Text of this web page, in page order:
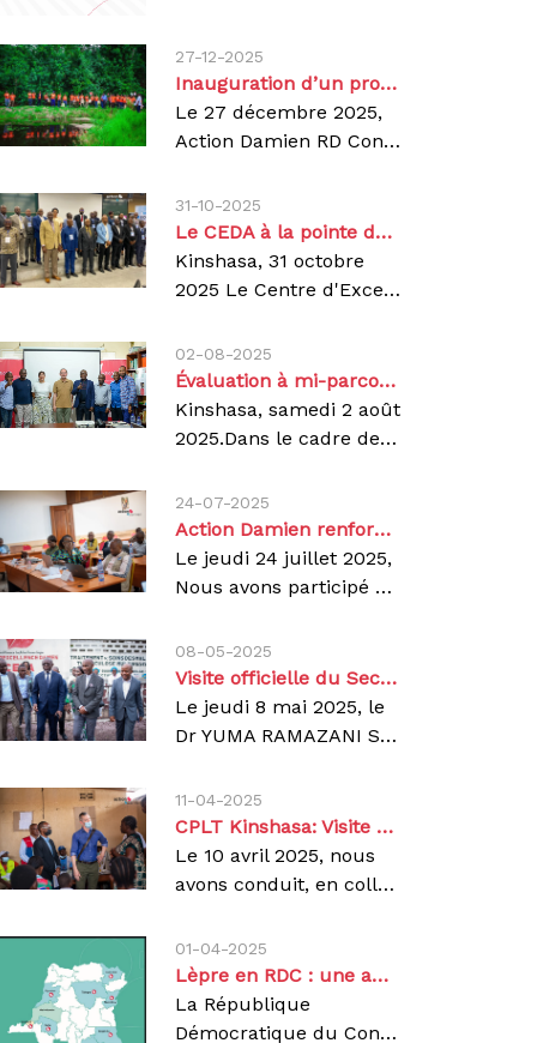
27-12-2025
Inauguration d’un projet de pisciculture au Kwilu avec le soutien de Rawbank
Le 27 décembre 2025,
Action Damien RD Congo a inauguré un projet de pisciculture à Kikwit, dans la province du Kwilu, en faveur des personnes affectées par la lèpre et la tuberculose. Mis en œuvre avec l’appui de Rawbank, ce projet vise à renforcer l’autonomie économique des bénéficiaires tout en contribuant à leur sécurité alimentaire. Cette initiative s’inscrit dans l’approche d’Action Damien qui combine prise en charge sanitaire, inclusion sociale et développement d’activités génératrices de revenus au profit des communautés vulnérables.👉 Découvrez le projet en détail dans la rubrique Projets de notre site.Projet de pisciculture en faveur des personnes affectées par la lèpre à Kikwit, avec l’appui de RawbankAgir, c'est contagieux!
31-10-2025
Le CEDA à la pointe de la recherche scientifique lors des 1ères Journées de Pneumologie de la RDC
Kinshasa, 31 octobre
2025 Le Centre d'Excellence Damien (CEDA), premier hôpital de la République démocratique du Congo dédié à la prise en charge hospitalière de la tuberculose pharmacorésistante (TB-PR), a marqué sa présence lors des 1ères Journées de Pneumologie de la RDC, organisées à Kinshasa par la Société Congolaise de Pneumologie (SOCOP) autour du thème « La pneumologie au carrefour des spécialités ».Une étude conjointe sur la co-infection TB-PR et COVID-19Aux côtés des médecins superviseurs nationaux d'Action Damien, le personnel du CEDA a présenté les résultats d'une étude intitulée « Co-infection tuberculose pharmacorésistante et COVID-19, un couple pas si alarmant qu'attendu : à propos de 15 patients au CTCO-CEDA à Kinshasa ». Menée entre juin 2020 et décembre 2021 au Centre de Traitement COVID-19 (CTCO) du CEDA, cette étude descriptive transversale visait à déterminer les enjeux cliniques des patients atteints de TB-PR ayant contracté la COVID-19 pendant leur traitement.Des résultats encourageantsL'étude a porté sur 15 patients atteints à la fois de TB-PR et de COVID-19, âgés de 20 à 55 ans (âge moyen de 38 ans), dont 9 présentaient une tuberculose multirésistante (TB-MR).12 patients (92 %) ont guéri1 patient (8 %) est décédéContrairement aux craintes initiales, la co-infection TB-PRundefinedCOVID-19 n'a pas entraîné une mortalité aussi élevée qu'anticipé. Les auteurs recommandent toutefois la réalisation d'une méta-analyse afin d'explorer plus en profondeur ces résultats prometteurs.Un engagement scientifique et humainLa participation du CEDA à cet événement témoigne de son engagement dans la recherche scientifique et de son rôle central dans la lutte contre la tuberculose pharmacorésistante en RDC. Elle s'inscrit pleinement dans la vision de la SOCOP, qui souhaite faire de la pneumologie un carrefour des spécialités, favorisant les échanges scientifiques au service de la santé respiratoire.Action Damien continue, à travers le CEDA, de placer la recherche et la qualité des soins au cœur de sa mission pour un monde sans tuberculose.Agir,c'est contagieux !
02-08-2025
Évaluation à mi-parcours du programme quinquennal du DGD 2022-2026
Kinshasa, samedi 2 août
2025.Dans le cadre de l’évaluation à mi-parcours du programme quinquennal 2022-2026 financé par la Coopération belge (DGD), nous avons accueilli, à la coordination nationale Action Damien, une délégation d’évaluateurs pour un briefing stratégique composée de Peter Steinmann, chef d’équipe, et d’Astrid Knoblauch pour le compte de la DGD, ainsi que des évaluateurs externes nationaux Tony Gimbindu et Yves Lula.Cette rencontre a permis aux évaluateurs d’avoir une vue globale du programme quinquennal 2022-2026 sur le niveau d’atteint des différents résultats avant la descente sur terrain à partir du dimanche 3 août, dans les Coordinations Provinciales Lèpre et Tuberculose (CPLT) du Kwilu et du Haut-Katanga. Les grandes lignes du programme, ses priorités stratégiques, les avancées enregistrées et les défis rencontrés depuis son lancement en 2022 ont été présentés.Ce programme quinquennal 2022-2026 vise à renforcer la prévention, le diagnostic, le traitement et la réinsertion des personnes touchées par la lèpre, la tuberculose, le pian et l’ulcère de Buruli. Il s’appuie sur une collaboration étroite avec les structures nationales, les communautés locales et les partenaires techniques, tout en contribuant aux Objectifs de Développement Durable. Sa mise en œuvre repose sur une approche multisectorielle centrée sur les patients, les droits humains, l’implication communautaire, la formation des prestataires, la coordination avec les autorités sanitaires, ainsi que le renforcement des capacités locales et l’appui logistique aux zones de santé.Le programme se déploie dans un contexte marqué par plusieurs défis, notamment l’instabilité sécuritaire dans certaines zones, les ruptures intempestives en médicaments et autres intrants et les difficultés de suivi dans le secteur de la santé. Néanmoins, les progrès réalisés jusqu’à ce jour témoignent de notre engagement et de celui de nos partenaires.Sa mise en œuvre évolue de manière satisfaisante. Les résultats obtenus au terme de la troisième année offrent des perspectives solides pour l’atteinte des cibles d’ici fin 2026. Nous réaffirmons notre engagement à poursuivre les efforts en synergie avec le gouvernement, les structures locales, les bailleurs et les communautés, afin de garantir à chacun l’accès à des soins de qualité, sans discrimination.Cette évaluation va nous permettre d’identifier des axes concrets d’amélioration, de valoriser les approches efficaces sur le terrain et d’ajuster nos interventions pour mieux répondre aux besoins des populations.Fidèles à nos valeurs de solidarité, de responsabilité, de pluralisme et d’intégrité, nous poursuivons notre lutte pour un avenir où la lèpre et la tuberculose auront disparu.
24-07-2025
Action Damien renforce le dialogue tripartite pour une meilleure prise en charge de la tuberculose
Le jeudi 24 juillet 2025,
Nous avons participé avec le Centre d’Excellence Damien (CEDA) à l’atelier tripartite organisé par la Plateforme Hospitalière de la RDC (PH-RDC) dans les locaux de Memisa Belgique, à Kinshasa. Un espace d’échange constructifCet atelier a réuni des acteurs clés du système de santé :Division Provinciale de la Santé de Kinshasa Coordination provinciale de lutte contre la lèpre et la tuberculosePrestataires de soinsAnciens maladesReprésentants des structures confessionnellesPartenaires techniques et ONGSociété civileObjectif principal : renforcer le dialogue pour améliorer la qualité des soins et mieux coordonner les efforts de lutte contre la tuberculose.Temps forts de l’atelier :Présentation du rôle des organisations de la société civile dans le secteur de la santéPartage d’expériences sur les défis persistants dans la lutte contre la TBÉvaluation de l’évolution des pratiques dans les Centres de Diagnostic et de Traitement (CDT)Échanges sur des formes de collaboration plus efficacesRecommandations clés :Signature d’un protocole de collaboration entre structures confessionnelles et autorités sanitairesSupervisions conjointes réunissant CPLTundefinedKIN, zones de santé et superviseurs religieuxMise en place d’un cadre de concertation trimestriel avec toutes les parties prenantesL'engagement d'Action Damien: À travers le CEDA, nous avons présenté nos actions en matière de :Suivi des patientsFormation des soignantsAccompagnement technique des CDT partenairesCette rencontre confirme notre volonté d’agir dans une approche collaborative, centrée sur les besoins réels des patients.Agir, c’est contagieux !
08-05-2025
Visite officielle du Secrétaire Général du Ministère de la Santé au Centre d’Excellence Damien
Le jeudi 8 mai 2025, le
Dr YUMA RAMAZANI SYLVAIN, Secrétaire Général au Ministère de la Santé publique, Hygiène et Prévention, a effectué une visite officielle au Centre d’Excellence Damien (CEDA), à Kinshasa. Cette visite marque un temps fort pour notre institution, première structure en RDC entièrement dédiée à la prise en charge gratuite de la tuberculose multirésistante et pharmaco-résistante.Créé en 2014 grâce au financement propre d’Action Damien, le CEDA offre une approche innovante et complète du traitement :Soins médicaux de qualité,Prise en charge nutritionnelle,Accompagnement psychologique,Projets d’activités génératrices de revenus (AGR) pour les patients guéris, afin de favoriser leur réinsertion socio-économique durable. Accompagné du Dr Léopoldine MBULULUA, Directrice adjointe du Programme National de Lutte contre la Tuberculose (PNLT), du Dr Papy PULULU, Médecin Coordonnateur Provincial Lèpre et Tuberculose de Kinshasa, ainsi que du staff médical d’Action Damien, le Secrétaire Général a pu constater l’impact tangible du centre sur le terrain.À l’issue de la visite, il a salué le modèle mis en place et déclaré :« Je suis agréablement surpris par l’organisation et la qualité des services rencontrés dans ce centre, qui mérite véritablement son titre de Centre d’Excellence. Je félicite Action Damien pour son appui au bon fonctionnement de cette institution de santé. Ma recommandation est que ces centres soient pleinement intégrés dans le système national de santé, sous le leadership du PNLT. Ce centre constitue une bonne pratique qui mérite un plaidoyer pour son extension dans tout le pays. »Cette visite officielle renforce la dynamique de collaboration entre Action Damien et les autorités sanitaires congolaises, dans une volonté commune de pérenniser et d’étendre ce modèle de prise en charge au bénéfice de tous les patients affectés par la tuberculose multirésistante en RDC.Agir, c’est contagieux !
11-04-2025
CPLT Kinshasa: Visite de la Délégation du Fonds mondial au CDT Saint-Pierre dans la zone de santé de Kinshasa
Le 10 avril 2025, nous
avons conduit, en collaboration avec la Coordination Provinciale Lèpre et Tuberculose (CPLT) de Kinshasa, une mission de terrain au Centre de dépistage et de traitement Lèpre et Tuberculose (CDT) Saint-Pierre, situé dans la zone de santé de Kinshasa. L’objectif principal de cette visite était d’évaluer la contribution des structures de santé privées dans la prise en charge de la tuberculose et du VIH, dans la perspective d’un projet de financement.La délégation était composée de représentants du Fonds mondial, du CIFF (Children’s Investment Fund Foundation), du Programme des Nations Unies pour le développement (PNUD), d’Action Damien, de la Coordination Provinciale Lèpreundefined Tuberculose Kinshasa et, de l’équipe cadre de la zone de santé de Kinshasa. Parmi les personnalités présentes figuraient Mme Sonia Florisse, Country Portfolio Manager du Fonds mondial, M. Miler Kemplay, Executive Director SRHR du CIFF, l’un des bailleurs du Fonds mondial, ainsi que Dr Steve Etierne, chef de la délégation du PNUD.Lors de cette visite, la délégation a eu l’opportunité de participer au traitement directement observé (TDO). Il s’est suivi de la visite du CDT au niveau du laboratoire (démonstration sur l’analyse des échantillons de crachats avec la machine GeneXpert), de salle de consultation et de la pharmacie. Les données épidémiologiques de la province ont été présentées par le Médecin Coordonnateur Provincial. Quelques questions d’éclaircissement ont été posées par les visiteurs surtout en ce qui concerne les différentes portes qui permettent de capter les présumés TB à savoir la porte VIH, la porte consultation préscolaire, la porte consultation prénatale et la porte consultation curative ainsi que la disponibilité des médicaments et intrants.La délégation a eu à échanger avec les personnes souffrant de la Tuberculose sur les points suivants : la gratuité du traitement de la TB, le site de dépistage, leurs contributions sur la rupture de la chaîne de contamination, le rythme des rendez-vous, le circuit du malade, etc.La participation communautaire a fait aussi objet des échanges. Les ONG partenaires, comme le Club des Amis Damien, une structure d’anciens malades engagés dans la sensibilisation, ainsi que des relais communautaires actifs dans le dépistage et le suivi des cas ont pu démonter clairement leurs rôles dans cette lutte contre la Tuberculose et le VIH (visites à domicile, transport des échantillons, sensibilisation, orientation des présumés, recherche des perdus de vu, ect..). Cette immersion a permis de constater l’implication concrète des acteurs locaux dans la lutte contre la tuberculose et le VIH.A travers cette visite, il se dégage clairement « un gap » à combler dans cette lutte de contre la Tuberculose. Il est plus qu’important de mobiliser d’avantage des ressources en faveur de la Tuberculose.Nous réaffirmons notre engagement à promouvoir une prise en charge intégrée, de qualité et accessible à toutes et à tous.Agir, c'est contagieux
01-04-2025
Lèpre en RDC : une augmentation préoccupante
La République
Démocratique du Congo fait face à une hausse alarmante des cas de lèpre. En 2023, 3 945 nouveaux cas ont été enregistrés, marquant une augmentation de 5,7 % par rapport à 2022, dans 9 provinces où nous intervenons. Les provinces du Haut-Katanga et du Tanganyika sont particulièrement touchées, avec plus de 400 cas chacune.Les défis sont nombreux :Transmission persistante : Malgré les efforts, certains foyers restent très affectés, nécessitant une surveillance accruee.Consultation tardive : Le recours aux traitements traditionnels retarde les consultations médicales et le dépistage.Stigmatisation : La peur du rejet social empêche beaucoup de personnes de se faire diagnostiquer à temps, favorisant la propagation de la maladie.En collaboration avec le Programme National d’Élimination de la Lèpre (PNEL), nous intensifions nos actions dans le Haut-Katanga et le Tanganyika, en apportant un soutien logistique, financier et technique à travers :Le dépistage actif pour identifier rapidement de nouveaux cas.L’accès aux traitements gratuits pour éviter les complications graves.La sensibilisation communautaire pour encourager la détection précoce et lutter contre la stigmatisation.L’augmentation des cas montre que la lutte contre la lèpre est loin d’être terminée. Pour atteindre l’objectif Zéro Lèpre d'ici 2030, il est essentiel de renforcer les efforts et d’assurer l’accès aux soins pour tous. Rejoignez-nous dans cette lutte et découvrez nos actions sur nos réseaux sociaux. Agir, c’est contagieux !